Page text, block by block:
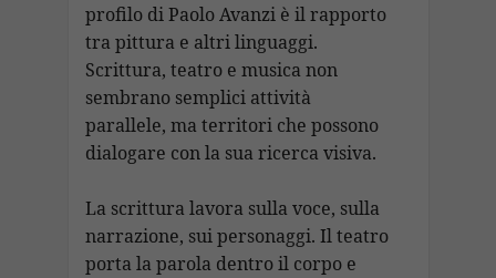
profilo di Paolo Avanzi è il rapporto
tra pittura e altri linguaggi.
Scrittura, teatro e musica non
sembrano semplici attività
parallele, ma territori che possono
dialogare con la sua ricerca visiva.
La scrittura lavora sulla voce, sulla
narrazione, sui personaggi. Il teatro
porta la parola dentro il corpo e